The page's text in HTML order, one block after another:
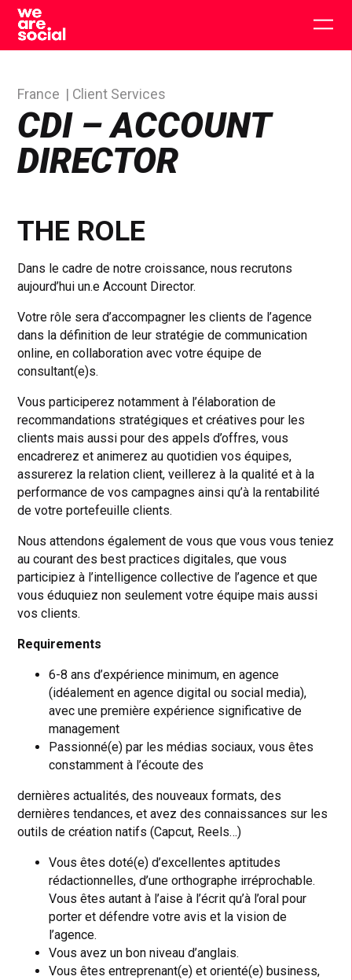
Skip
content
CDI – ACCOUNT
DIRECTOR
France Client Services
THE ROLE
Dans le cadre de notre croissance, nous recrutons
aujourd’hui un.e Account Director.
Votre rôle sera d’accompagner les clients de l’agence
dans la définition de leur stratégie de communication
online, en collaboration avec votre équipe de
consultant(e)s.
Vous participerez notamment à l’élaboration de
recommandations stratégiques et créatives pour les
clients mais aussi pour des appels d’offres, vous
encadrerez et animerez au quotidien vos équipes,
assurerez la relation client, veillerez à la qualité et à la
performance de vos campagnes ainsi qu’à la rentabilité
de votre portefeuille clients.
Nous attendons également de vous que vous vous teniez
au courant des best practices digitales, que vous
participiez à l’intelligence collective de l’agence et que
vous éduquiez non seulement votre équipe mais aussi
vos clients.
Requirements
6-8 ans d’expérience minimum, en agence
(idéalement en agence digital ou social media),
avec une première expérience significative de
management
Passionné(e) par les médias sociaux, vous êtes
constamment à l’écoute des
dernières actualités, des nouveaux formats, des
dernières tendances, et avez des connaissances sur les
outils de création natifs (Capcut, Reels…)
Vous êtes doté(e) d’excellentes aptitudes
rédactionnelles, d’une orthographe irréprochable.
Vous êtes autant à l’aise à l’écrit qu’à l’oral pour
porter et défendre votre avis et la vision de
l’agence.
Vous avez un bon niveau d’anglais.
Vous êtes entreprenant(e) et orienté(e) business,